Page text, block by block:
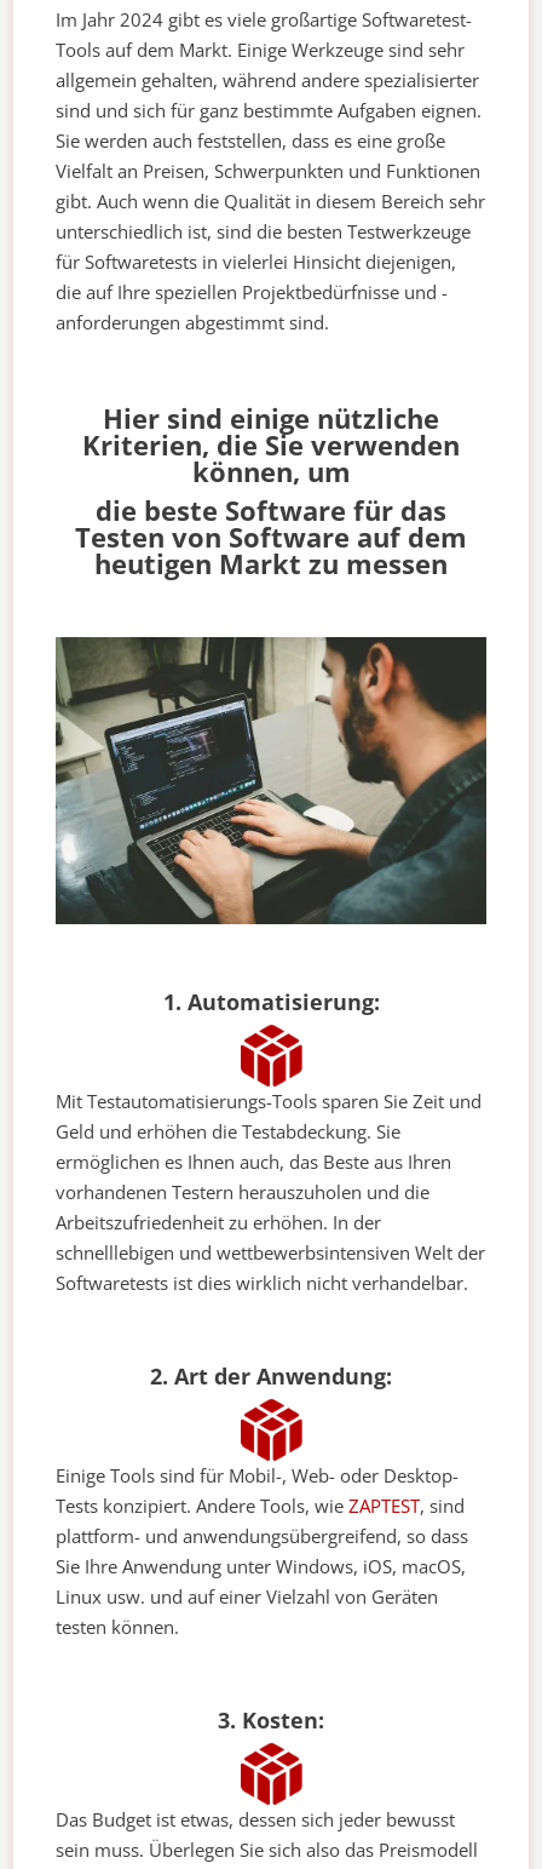
Im Jahr 2024 gibt es viele großartige Softwaretest-
Tools auf dem Markt. Einige Werkzeuge sind sehr
allgemein gehalten, während andere spezialisierter
sind und sich für ganz bestimmte Aufgaben eignen.
Sie werden auch feststellen, dass es eine große
Vielfalt an Preisen, Schwerpunkten und Funktionen
gibt. Auch wenn die Qualität in diesem Bereich sehr
unterschiedlich ist, sind die besten Testwerkzeuge
für Softwaretests in vielerlei Hinsicht diejenigen,
die auf Ihre speziellen Projektbedürfnisse und -
anforderungen abgestimmt sind.
Hier sind einige nützliche
Kriterien, die Sie verwenden
können, um
die beste Software für das
Testen von Software auf dem
heutigen Markt zu messen
1. Automatisierung:
Mit Testautomatisierungs-Tools sparen Sie Zeit und
Geld und erhöhen die Testabdeckung. Sie
ermöglichen es Ihnen auch, das Beste aus Ihren
vorhandenen Testern herauszuholen und die
Arbeitszufriedenheit zu erhöhen. In der
schnelllebigen und wettbewerbsintensiven Welt der
Softwaretests ist dies wirklich nicht verhandelbar.
2. Art der Anwendung:
Einige Tools sind für Mobil-, Web- oder Desktop-
Tests konzipiert. Andere Tools, wieZAPTEST, sind
plattform- und anwendungsübergreifend, so dass
Sie Ihre Anwendung unter Windows, iOS, macOS,
Linux usw. und auf einer Vielzahl von Geräten
testen können.
3. Kosten:
Das Budget ist etwas, dessen sich jeder bewusst
sein muss. Überlegen Sie sich also das Preismodell